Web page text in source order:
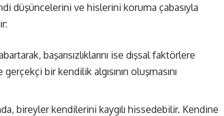
düşüncelerini ve hislerini koruma çabasıyla
başarısızlıklarını ise dışsal faktörlere
bir kendilik algısının oluşmasını
bireyler kendilerini kaygılı hissedebilir. Kendine